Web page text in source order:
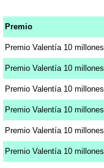
Premio
Premio Valentía 10 millones
Premio Valentía 10 millones
Premio Valentía 10 millones
Premio Valentía 10 millones
Premio Valentía 10 millones
Premio Valentía 10 millones